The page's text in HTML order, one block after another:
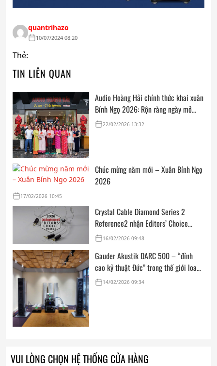
quantrihazo
10/07/2024 08:20
Thẻ:
TIN LIÊN QUAN
Audio Hoàng Hải chính thức khai xuân
Bính Ngọ 2026: Rộn ràng ngày mở
cửa, trọn vẹn lời chúc đầu năm
22/02/2026 13:32
Chúc mừng năm mới – Xuân Bính Ngọ
2026
17/02/2026 10:45
Crystal Cable Diamond Series 2
Reference2 nhận Editors’ Choice
Award: Dedicated Audio 2026 từ The
16/02/2026 09:48
Gauder Akustik DARC 500 – “đỉnh
cao kỹ thuật Đức” trong thế giới loa
hi-end tham chiếu
14/02/2026 09:34
VUI LÒNG CHỌN HỆ THỐNG CỬA HÀNG